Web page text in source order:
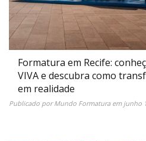
Formatura em Recife:
VIVA e descubra como
em realidade
Publicado porMundo Formaturaem junho